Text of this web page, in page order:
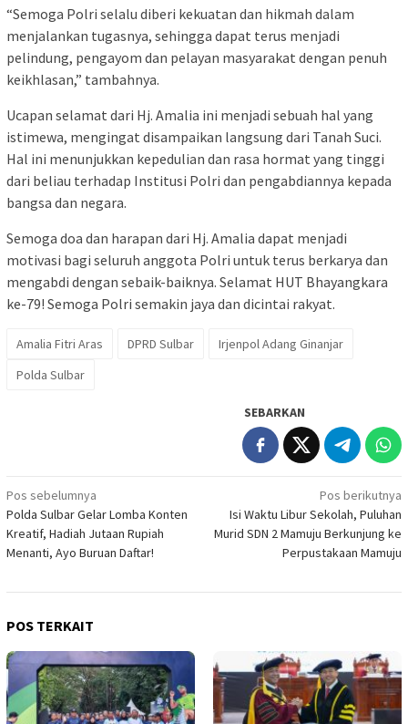
“Semoga Polri selalu diberi kekuatan dan hikmah dalam
menjalankan tugasnya, sehingga dapat terus menjadi
pelindung, pengayom dan pelayan masyarakat dengan penuh
keikhlasan,” tambahnya.
Ucapan selamat dari Hj. Amalia ini menjadi sebuah hal yang
istimewa, mengingat disampaikan langsung dari Tanah Suci.
Hal ini menunjukkan kepedulian dan rasa hormat yang tinggi
dari beliau terhadap Institusi Polri dan pengabdiannya kepada
bangsa dan negara.
Semoga doa dan harapan dari Hj. Amalia dapat menjadi
motivasi bagi seluruh anggota Polri untuk terus berkarya dan
mengabdi dengan sebaik-baiknya. Selamat HUT Bhayangkara
ke-79! Semoga Polri semakin jaya dan dicintai rakyat.
Amalia Fitri Aras DPRD Sulbar
Irjenpol Adang Ginanjar
Polda Sulbar
SEBARKAN
Navigasi
pos
Pos sebelumnya
Polda Sulbar Gelar Lomba Konten
Kreatif, Hadiah Jutaan Rupiah
Menanti, Ayo Buruan Daftar!
Pos berikutnya
Isi Waktu Libur Sekolah, Puluhan
Murid SDN 2 Mamuju Berkunjung ke
Perpustakaan Mamuju
POS TERKAIT